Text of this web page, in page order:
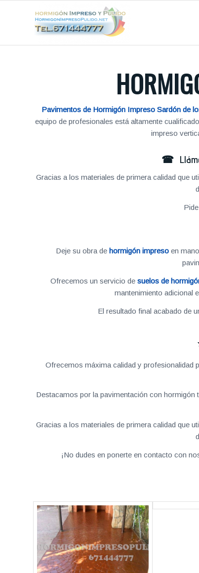
Pavimentos de Hormigón Impreso Sardón de
equipo de profesionales está altamente
impreso
☎
Gracias a los materiales de primera calidad que
Deje su obra de hormigón impresoen
Ofrecemos un servicio de suelos de
mantenimiento adicional
El resultado final acabado de
Ofrecemos máxima calidad y profesionalidad
Destacamos por la pavimentación con
Gracias a los materiales de primera calidad que
¡No dudes en ponerte en contacto con